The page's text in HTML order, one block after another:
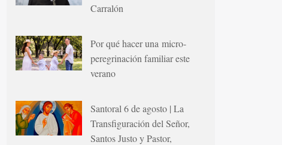
Carralón
Por qué hacer una micro-
peregrinación familiar este
verano
Santoral 6 de agosto | La
Transfiguración del Señor,
Santos Justo y Pastor,